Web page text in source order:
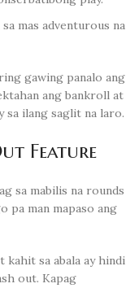
mas adventurous na
gawing panalo ang
ang bankroll at
sa ilang saglit na laro.
Feature
sa mabilis na rounds
pa man mapaso ang
kahit sa abala ay hindi
out. Kapag